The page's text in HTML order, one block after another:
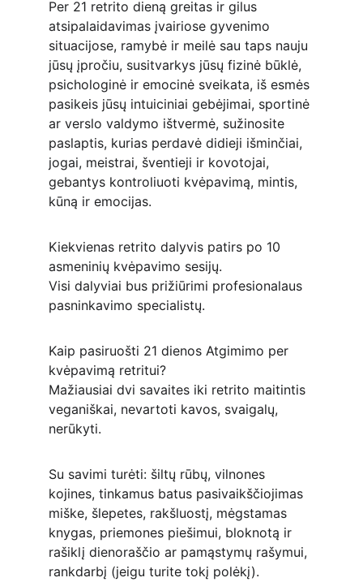
Per 21 retrito dieną greitas ir gilus
atsipalaidavimas įvairiose gyvenimo
situacijose, ramybė ir meilė sau taps nauju
jūsų įpročiu, susitvarkys jūsų fizinė būklė,
psichologinė ir emocinė sveikata, iš esmės
pasikeis jūsų intuiciniai gebėjimai, sportinė
ar verslo valdymo ištvermė, sužinosite
paslaptis, kurias perdavė didieji išminčiai,
jogai, meistrai, šventieji ir kovotojai,
gebantys kontroliuoti kvėpavimą, mintis,
kūną ir emocijas.
Kiekvienas retrito dalyvis patirs po 10
asmeninių kvėpavimo sesijų.
Visi dalyviai bus prižiūrimi profesionalaus
pasninkavimo specialistų.
Kaip pasiruošti 21 dienos Atgimimo per
kvėpavimą retritui?
Mažiausiai dvi savaites iki retrito maitintis
veganiškai, nevartoti kavos, svaigalų,
nerūkyti.
Su savimi turėti: šiltų rūbų, vilnones
kojines, tinkamus batus pasivaikščiojimas
miške, šlepetes, rakšluostį, mėgstamas
knygas, priemones piešimui, bloknotą ir
rašiklį dienoraščio ar pamąstymų rašymui,
rankdarbį (jeigu turite tokį polėkį).